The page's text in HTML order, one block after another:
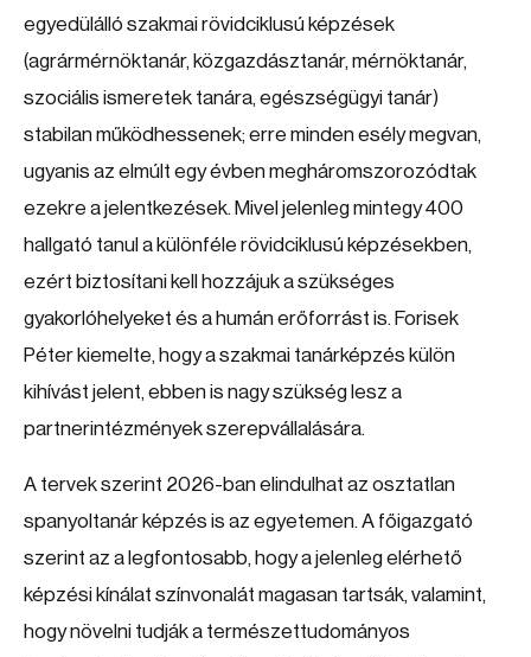
egyedülálló szakmai rövidciklusú képzések
(agrármérnöktanár, közgazdásztanár, mérnöktanár,
szociális ismeretek tanára, egészségügyi tanár)
stabilan működhessenek; erre minden esély megvan,
ugyanis az elmúlt egy évben megháromszorozódtak
ezekre a jelentkezések. Mivel jelenleg mintegy 400
hallgató tanul a különféle rövidciklusú képzésekben,
ezért biztosítani kell hozzájuk a szükséges
gyakorlóhelyeket és a humán erőforrást is. Forisek
Péter kiemelte, hogy a szakmai tanárképzés külön
kihívást jelent, ebben is nagy szükség lesz a
partnerintézmények szerepvállalására.
A tervek szerint 2026-ban elindulhat az osztatlan
spanyoltanár képzés is az egyetemen. A főigazgató
szerint az a legfontosabb, hogy a jelenleg elérhető
képzési kínálat színvonalát magasan tartsák, valamint,
hogy növelni tudják a természettudományos